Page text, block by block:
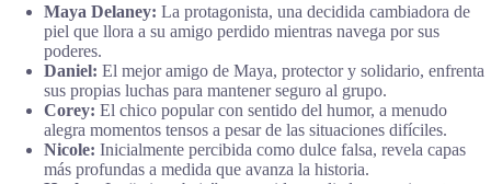
Maya Delaney: La protagonista, una decidida cambiadora de
piel que llora a su amigo perdido mientras navega por sus
poderes.
Daniel: El mejor amigo de Maya, protector y solidario, enfrenta
sus propias luchas para mantener seguro al grupo.
Corey: El chico popular con sentido del humor, a menudo
alegra momentos tensos a pesar de las situaciones difíciles.
Nicole: Inicialmente percibida como dulce falsa, revela capas
más profundas a medida que avanza la historia.